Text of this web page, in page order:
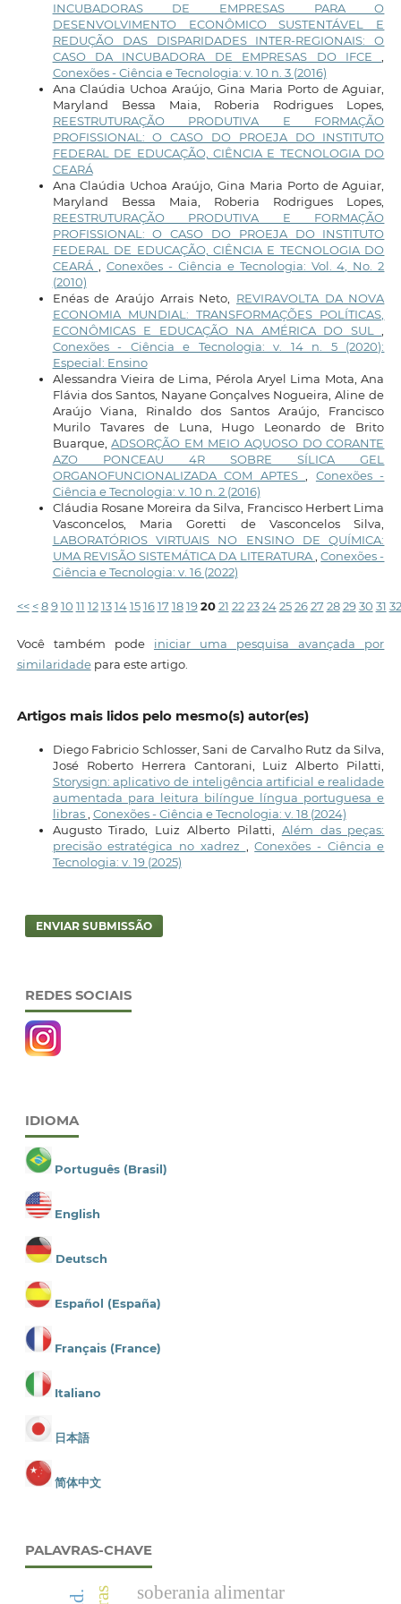
INCUBADORAS DE EMPRESAS PARA O
DESENVOLVIMENTO ECONÔMICO SUSTENTÁVEL E
REDUÇÃO DAS DISPARIDADES INTER-REGIONAIS: O
CASO DA INCUBADORA DE EMPRESAS DO IFCE
Conexões - Ciência e Tecnologia: v. 10 n. 3 (2016)
Ana Claúdia Uchoa Araújo, Gina Maria Porto de Aguiar,
Maryland Bessa Maia, Roberia Rodrigues Lopes,
REESTRUTURAÇÃO PRODUTIVA E FORMAÇÃO
PROFISSIONAL: O CASO DO PROEJA DO INSTITUTO
FEDERAL DE EDUCAÇÃO, CIÊNCIA E TECNOLOGIA DO
CEARÁ
Ana Claúdia Uchoa Araújo, Gina Maria Porto de Aguiar,
Maryland Bessa Maia, Roberia Rodrigues Lopes,
REESTRUTURAÇÃO PRODUTIVA E FORMAÇÃO
PROFISSIONAL: O CASO DO PROEJA DO INSTITUTO
FEDERAL DE EDUCAÇÃO, CIÊNCIA E TECNOLOGIA DO
CEARÁ
Conexões - Ciência e Tecnologia: Vol. 4, No. 2
(2010)
Enéas de Araújo Arrais Neto, REVIRAVOLTA DA NOVA
ECONOMIA MUNDIAL: TRANSFORMAÇÕES POLÍTICAS,
ECONÔMICAS E EDUCAÇÃO NA AMÉRICA DO SUL
Conexões - Ciência e Tecnologia: v. 14 n. 5 (2020):
Especial: Ensino
Alessandra Vieira de Lima, Pérola Aryel Lima Mota, Ana
Flávia dos Santos, Nayane Gonçalves Nogueira, Aline de
Araújo Viana, Rinaldo dos Santos Araújo, Francisco
Murilo Tavares de Luna, Hugo Leonardo de Brito
Buarque,ADSORÇÃO EM MEIO AQUOSO DO CORANTE
AZO PONCEAU 4R SOBRE SÍLICA GEL
ORGANOFUNCIONALIZADA COM APTES
Conexões -
Ciência e Tecnologia: v. 10 n. 2 (2016)
Cláudia Rosane Moreira da Silva, Francisco Herbert Lima
Vasconcelos, Maria Goretti de Vasconcelos Silva,
LABORATÓRIOS VIRTUAIS NO ENSINO DE QUÍMICA:
UMA REVISÃO SISTEMÁTICA DA LITERATURA ,Conexões -
Ciência e Tecnologia: v. 16 (2022)
<< < 8 9 10 11 12 13 14 15 16 17 18 19 20 21 22 23 24 25 26 27 28 29 30 31 32
Você também pode iniciar uma pesquisa avançada por
similaridadepara este artigo.
Artigos mais lidos pelo mesmo(s) autor(es)
Diego Fabricio Schlosser, Sani de Carvalho Rutz da Silva,
José Roberto Herrera Cantorani, Luiz Alberto Pilatti,
Storysign: aplicativo de inteligência artificial e realidade
aumentada para leitura bilíngue língua portuguesa e
libras Conexões - Ciência e Tecnologia: v. 18 (2024)
Augusto Tirado, Luiz Alberto Pilatti, Além das peças:
precisão estratégica no xadrez
,Conexões - Ciência e
Tecnologia: v. 19 (2025)
ENVIAR SUBMISSÃO
REDES SOCIAIS
IDIOMA
Português (Brasil)
English
Deutsch
Español (España)
Français (France)
Italiano
日本語
简体中文
PALAVRAS-CHAVE
soberania alimentar